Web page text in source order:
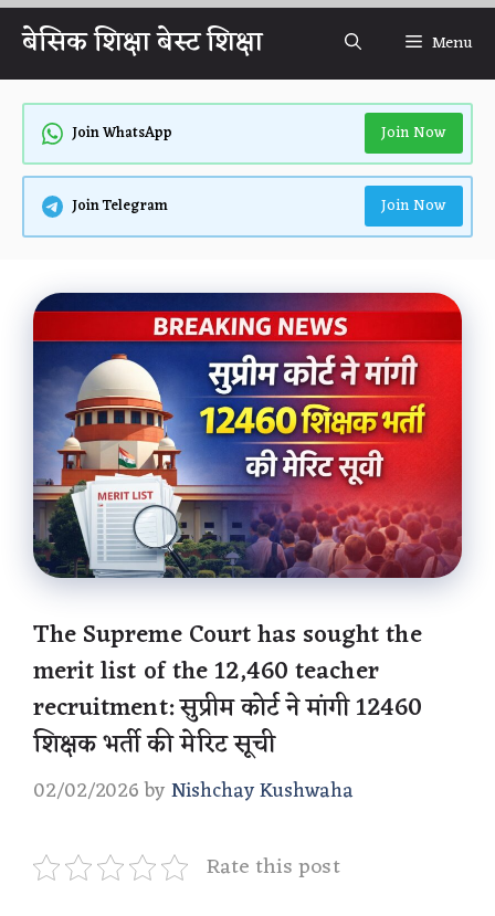
Skip
content
बेसिक शिक्षा बेस्ट शिक्षा Menu
Join WhatsApp Join Now
Join Telegram Join Now
The Supreme Court has sought the
merit list of the 12,460 teacher
recruitment: सुप्रीम कोर्ट ने मांगी 12460
शिक्षक भर्ती की मेरिट सूची
02/02/2026 byNishchay Kushwaha
Rate this post